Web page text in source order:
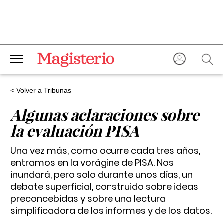
< Volver a Tribunas
Algunas aclaraciones sobre
la evaluación PISA
Una vez más, como ocurre cada tres años,
entramos en la vorágine de PISA. Nos
inundará, pero solo durante unos días, un
debate superficial, construido sobre ideas
preconcebidas y sobre una lectura
simplificadora de los informes y de los datos.